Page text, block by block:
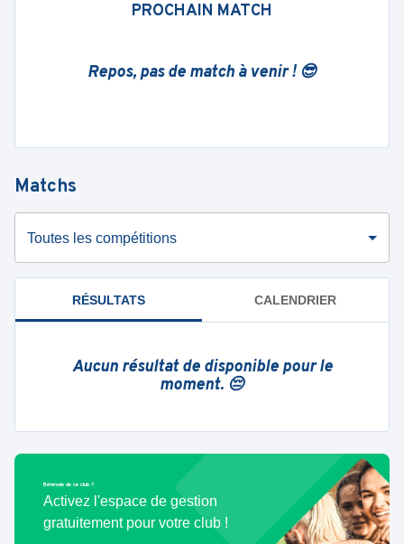
PROCHAIN MATCH
Repos, pas de match à venir ! 😎
Matchs
Toutes les compétitions
RÉSULTATS CALENDRIER
Aucun résultat de disponible pour le
moment. 😔
Bénévole de ce club ?
Activez l'espace de gestion
gratuitement pour votre club !